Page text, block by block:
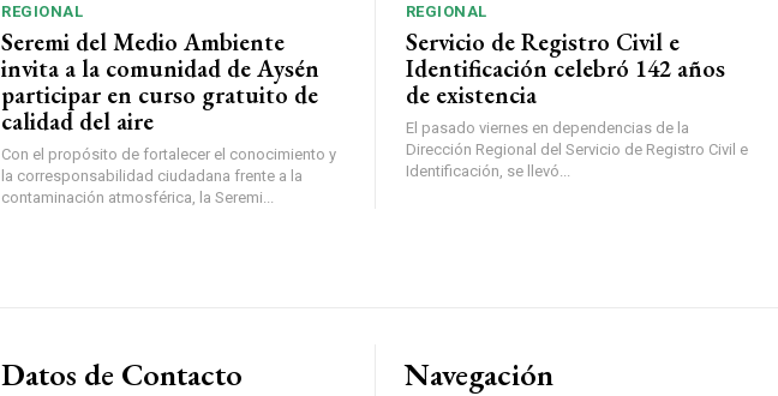
REGIONAL
Seremi del Medio Ambiente
invita a la comunidad de Aysén
participar en curso gratuito de
calidad del aire
Con el propósito de fortalecer el conocimiento y
la corresponsabilidad ciudadana frente a la
contaminación atmosférica, la Seremi...
REGIONAL
Servicio de Registro Civil e
Identificación celebró 142 años
de existencia
El pasado viernes en dependencias de la
Dirección Regional del Servicio de Registro Civil e
Identificación, se llevó...
Datos de Contacto Navegación